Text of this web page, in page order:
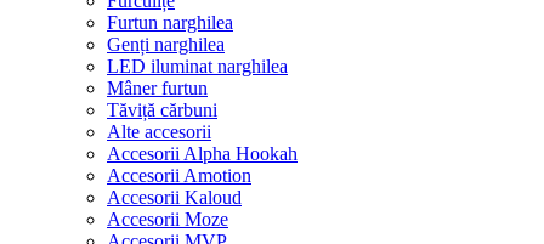
Furtun narghilea
Genți narghilea
LED iluminat narghilea
Mâner furtun
Tăviță cărbuni
Alte accesorii
Accesorii Alpha Hookah
Accesorii Amotion
Accesorii Kaloud
Accesorii Moze